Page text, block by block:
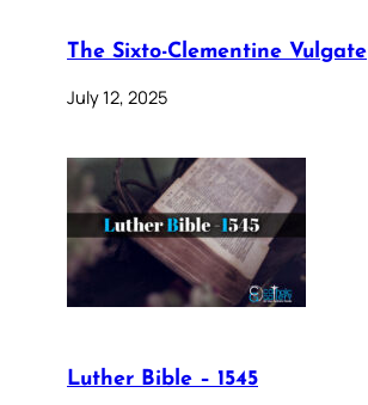
The Sixto-Clementine Vulgate
July 12, 2025
Luther Bible – 1545